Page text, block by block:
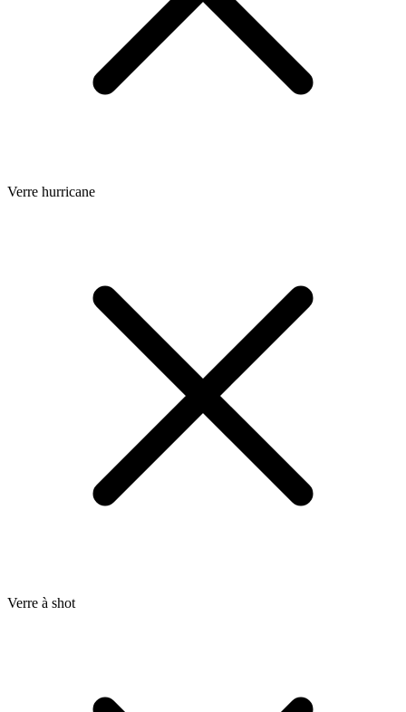
Verre hurricane
Verre à shot